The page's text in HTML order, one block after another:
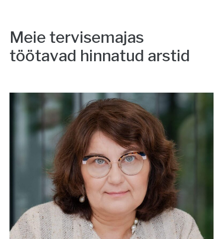
Meie tervisemajas
töötavad hinnatud arstid